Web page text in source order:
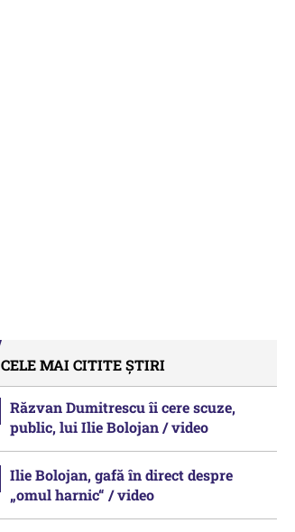
CELE MAI CITITE ȘTIRI
Răzvan Dumitrescu îi cere scuze,
public, lui Ilie Bolojan / video
Ilie Bolojan, gafă în direct despre
„omul harnic“ / video